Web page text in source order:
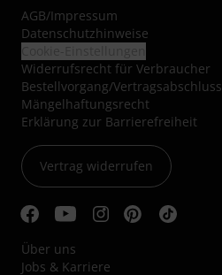
AGB/Impressum
Datenschutzhinweise
Widerrufsrecht für Verbraucher
Bestellvorgang/Vertragsabschluss
Mängelhaftungsrecht
Erklärung zur Barrierefreiheit
Vertrag widerrufen
Über uns
Jobs & Karriere